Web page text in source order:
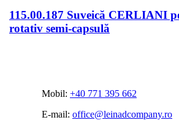
115.00.187 Suveică CERLIANI
rotativ semi-capsulă
Mobil: +40 771 395 662
E-mail: office@leinadcompany.ro